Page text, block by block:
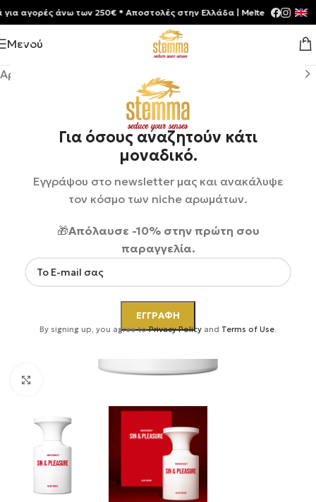
Για όσους αναζητούν κάτι
μοναδικό.
Εγγράψου στο newsletter μας και ανακάλυψε
τον κόσμο των niche αρωμάτων.
🎁Απόλαυσε -10% στην πρώτη σου
παραγγελία.
By signing up, you agree toPrivacy Policy and Terms of Use.
Μενού
Αρχική σελίδα Αρώματα
Κάντε κλικ για μεγέθυνση
αγορές άνω των 250€ * Aποστολές στην Ελλάδα | Meltemia Exclusive